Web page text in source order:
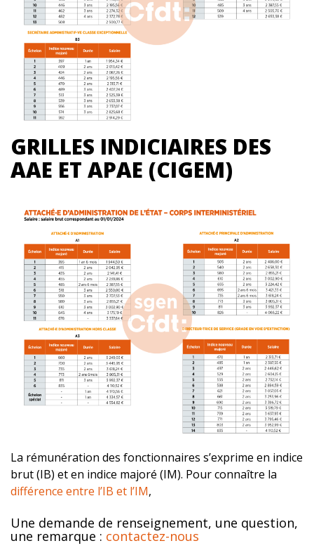
GRILLES INDICIAIRES DES
AAE ET APAE (CIGEM)
La rémunération des fonctionnaires s’exprime en indice
brut (IB) et en indice majoré (IM). Pour connaître la
différence entre l’IB et l’IM,
Une demande de renseignement, une question,
une remarque : contactez-nous